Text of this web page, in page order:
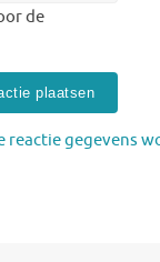
de
reactie gegevens